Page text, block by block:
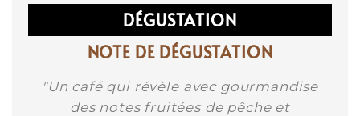
DÉGUSTATION
NOTE DE DÉGUSTATION
"Un café qui révèle avec gourmandise
des notes fruitées de pêche et